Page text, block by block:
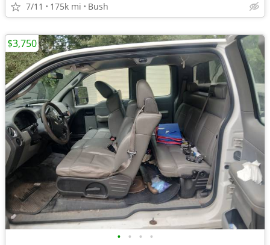
7/11 175k mi Bush
• • • •
$3,750